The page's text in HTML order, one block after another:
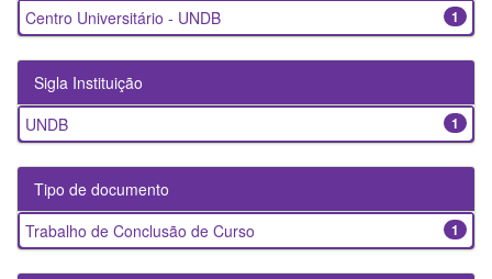
1
Centro Universitário - UNDB
Sigla Instituição
1
UNDB
Tipo de documento
1
Trabalho de Conclusão de Curso